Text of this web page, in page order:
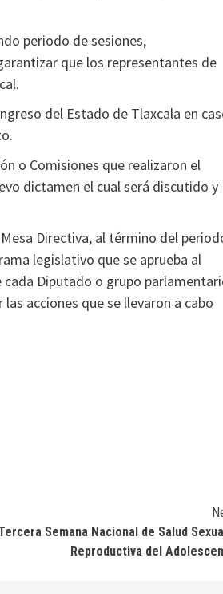
periodo de sesiones,
que los representantes de
del Estado de Tlaxcala en
o Comisiones que realizaron el
dictamen el cual será discutido y
Directiva, al término del
legislativo que se aprueba al
Diputado o grupo
acciones que se llevaron a cabo
Semana Nacional de Salud
Reproductiva del